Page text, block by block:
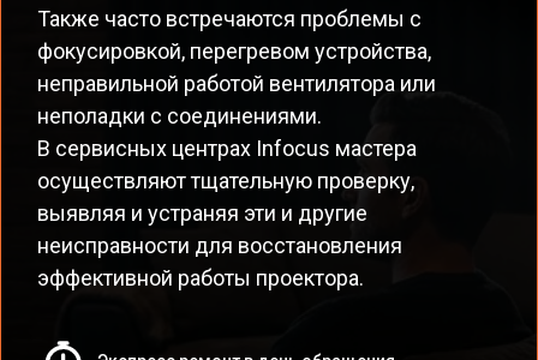
Также часто встречаются проблемы с
фокусировкой, перегревом устройства,
неправильной работой вентилятора или
неполадки с соединениями.
В сервисных центрах Infocus мастера
осуществляют тщательную проверку,
выявляя и устраняя эти и другие
неисправности для восстановления
эффективной работы проектора.